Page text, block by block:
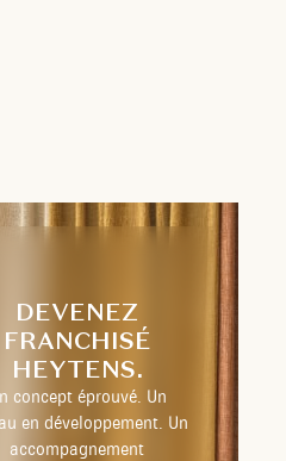
DEVENEZ
FRANCHISÉ
HEYTENS.
concept éprouvé. Un
en développement. Un
accompagnement